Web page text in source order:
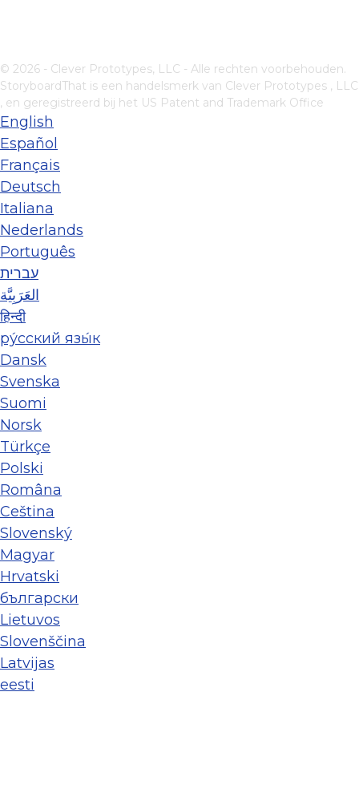
© 2026 - Clever Prototypes, LLC - Alle rechten voorbehouden.
StoryboardThat is een handelsmerk van Clever Prototypes , LLC
, en geregistreerd bij het US Patent and Trademark Office
English
Español
Français
Deutsch
Italiana
Nederlands
Português
עברית
العَرَبِيَّة
हिन्दी
ру́сский язы́к
Dansk
Svenska
Suomi
Norsk
Türkçe
Polski
Româna
Ceština
Slovenský
Magyar
Hrvatski
български
Lietuvos
Slovenščina
Latvijas
eesti